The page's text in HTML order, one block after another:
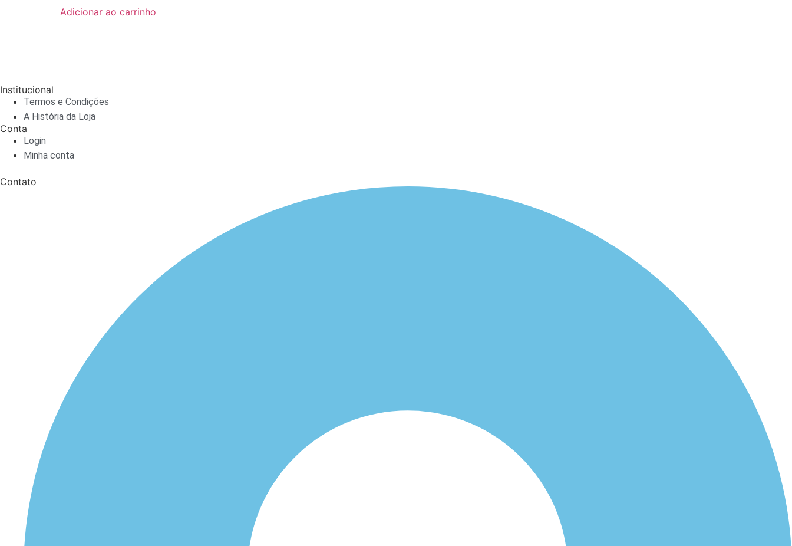
Adicionar ao carrinho
Institucional
Termos e Condições
A História da Loja
Conta
Login
Minha conta
Contato